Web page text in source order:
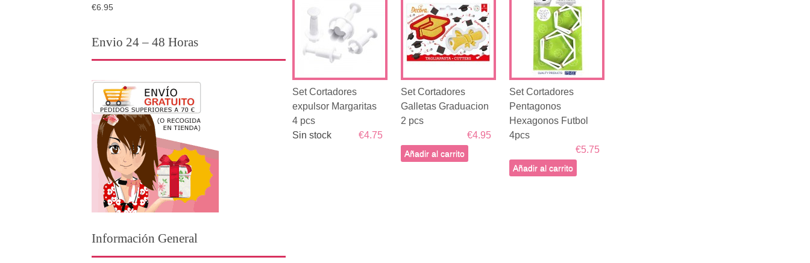
Set Cortadores
expulsor Margaritas
4 pcs
€4.75
Sin stock
Set Cortadores
Galletas Graduacion
2 pcs
€4.95
Añadir al carrito
Set Cortadores
Pentagonos
Hexagonos Futbol
4pcs
€5.75
Añadir al carrito
€6.95
Envio 24 – 48 Horas
Información General